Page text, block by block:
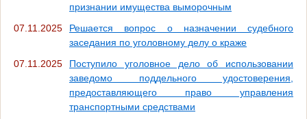
признании имущества выморочным
07.11.2025
Решается вопрос о назначении судебного
заседания по уголовному делу о краже
07.11.2025
Поступило уголовное дело об использовании
заведомо поддельного удостоверения,
предоставляющего право управления
транспортными средствами